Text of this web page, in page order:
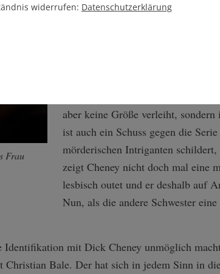
Frau
Nein, dieser Film hat keinen
während der Nixon-
wie das etwa Shakespeare mit
In einem seiner brillanten
aber keine Größe verleiht,
ist auch ein Schuss gegen die
mörderischen Intriganten
zeigt Cheney nicht doch mal eine
lesbisch outet und er deshalb auf
Nun, als die andere Schwester
Identifikation mit Dick Cheney unmöglich
Christian Bale. Der hat sich in jedem Sinn in
widerrufen: Datenschutzerklärung